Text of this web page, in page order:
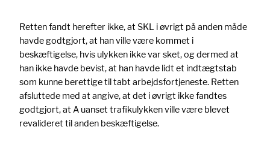
Retten fandt herefter ikke, at SKL i øvrigt på anden måde
havde godtgjort, at han ville være kommet i
beskæftigelse, hvis ulykken ikke var sket, og dermed at
han ikke havde bevist, at han havde lidt et indtægtstab
som kunne berettige til tabt arbejdsfortjeneste. Retten
afsluttede med at angive, at det i øvrigt ikke fandtes
godtgjort, at A uanset trafikulykken ville være blevet
revalideret til anden beskæftigelse.